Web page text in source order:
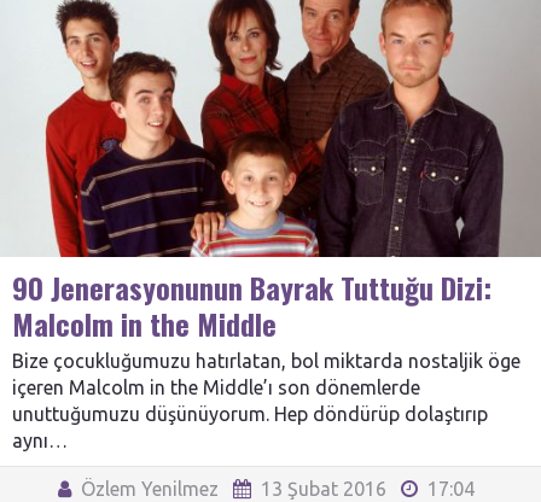
90 Jenerasyonunun Bayrak Tuttuğu Dizi:
Malcolm in the Middle
Bize çocukluğumuzu hatırlatan, bol miktarda nostaljik öge
içeren Malcolm in the Middle’ı son dönemlerde
unuttuğumuzu düşünüyorum. Hep döndürüp dolaştırıp
aynı…
Özlem Yenilmez 13 Şubat 2016 17:04